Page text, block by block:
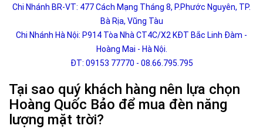
Chi Nhánh BR-VT: 477 Cách Mạng Tháng 8, P.Phước Nguyên, TP.
Bà Rịa, Vũng Tàu
Chi Nhánh Hà Nội: P914 Tòa Nhà CT4C/X2 KĐT Bắc Linh Đàm -
Hoàng Mai - Hà Nội.
ĐT: 09153 77770 - 08.66.795.795
Tại sao quý khách hàng nên lựa chọn
Hoàng Quốc Bảo để mua đèn năng
lượng mặt trời?